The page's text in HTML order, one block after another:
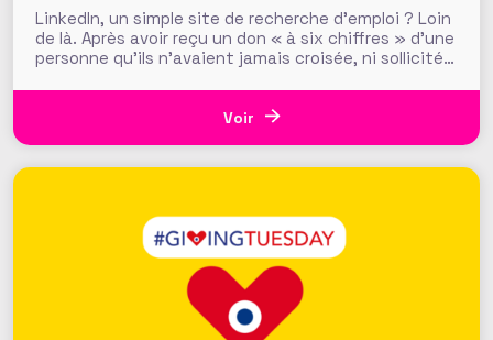
LinkedIn, un simple site de recherche d’emploi ? Loin
de là. Après avoir reçu un don « à six chiffres » d’une
personne qu’ils n’avaient jamais croisée, ni sollicitée,
Foundation (USA) ont réalisé que ce sont les
recherches en ligne du donateur, et notamment
Voir